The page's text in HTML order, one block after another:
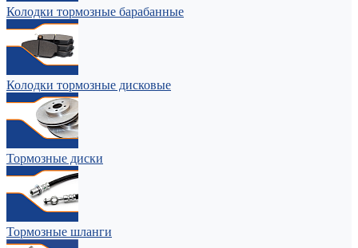
Колодки тормозные барабанные
Колодки тормозные дисковые
Тормозные диски
Тормозные шланги